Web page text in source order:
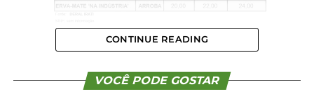
CONTINUE READING
VOCÊ PODE GOSTAR